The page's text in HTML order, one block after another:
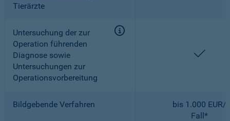
Tierärzte
Untersuchung der zur
Operation führenden
Diagnose sowie
Untersuchungen zur
Operationsvorbereitung
Bildgebende Verfahren
bis 1.000 EUR/
Fall*